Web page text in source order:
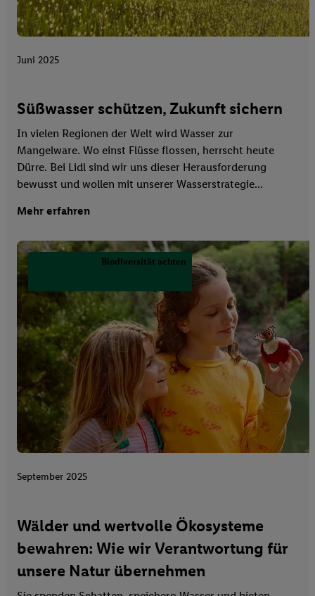
Juni 2025
Süßwasser schützen, Zukunft sichern
In vielen Regionen der Welt wird Wasser zur
Mangelware. Wo einst Flüsse flossen, herrscht heute
Dürre. Bei Lidl sind wir uns dieser Herausforderung
bewusst und wollen mit unserer Wasserstrategie...
Mehr erfahren
Biodiversität achten
September 2025
Wälder und wertvolle Ökosysteme
bewahren: Wie wir Verantwortung für
unsere Natur übernehmen